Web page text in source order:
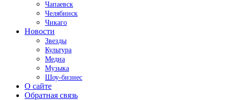
Чапаевск
Челябинск
Чикаго
Новости
Звезды
Культура
Медиа
Музыка
Шоу-бизнес
О сайте
Обратная связь